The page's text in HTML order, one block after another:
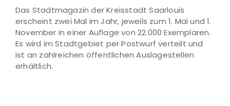
Das Stadtmagazin der Kreisstadt Saarlouis
erscheint zwei Mal im Jahr, jeweils zum 1. Mai und 1.
November in einer Auflage von 22.000 Exemplaren.
Es wird im Stadtgebiet per Postwurf verteilt und
ist an zahlreichen öffentlichen Auslagestellen
erhältlich.